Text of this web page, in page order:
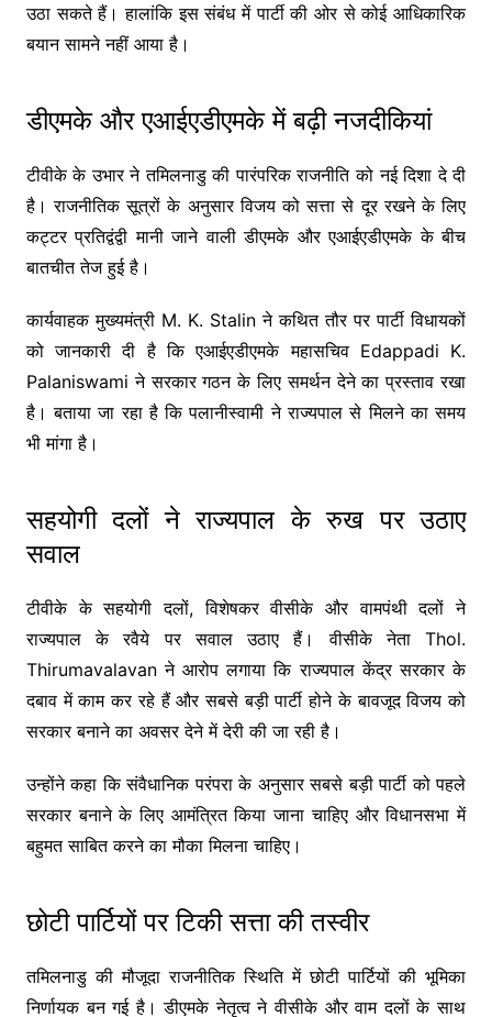
उठा सकते हैं। हालांकि इस संबंध में पार्टी की ओर से कोई आधिकारिक
बयान सामने नहीं आया है।
डीएमके और एआईएडीएमके में बढ़ी नजदीकियां
टीवीके के उभार ने तमिलनाडु की पारंपरिक राजनीति को नई दिशा दे दी
है। राजनीतिक सूत्रों के अनुसार विजय को सत्ता से दूर रखने के लिए
कट्टर प्रतिद्वंद्वी मानी जाने वाली डीएमके और एआईएडीएमके के बीच
बातचीत तेज हुई है।
कार्यवाहक मुख्यमंत्री M. K. Stalinने कथित तौर पर पार्टी विधायकों
को जानकारी दी है कि एआईएडीएमके महासचिव Edappadi K.
Palaniswami ने सरकार गठन के लिए समर्थन देने का प्रस्ताव रखा
है। बताया जा रहा है कि पलानीस्वामी ने राज्यपाल से मिलने का समय
भी मांगा है।
सहयोगी दलों ने राज्यपाल के रुख पर उठाए
सवाल
टीवीके के सहयोगी दलों, विशेषकर वीसीके और वामपंथी दलों ने
राज्यपाल के रवैये पर सवाल उठाए हैं। वीसीके नेताThol.
Thirumavalavanने आरोप लगाया कि राज्यपाल केंद्र सरकार के
दबाव में काम कर रहे हैं और सबसे बड़ी पार्टी होने के बावजूद विजय को
सरकार बनाने का अवसर देने में देरी की जा रही है।
उन्होंने कहा कि संवैधानिक परंपरा के अनुसार सबसे बड़ी पार्टी को पहले
सरकार बनाने के लिए आमंत्रित किया जाना चाहिए और विधानसभा में
बहुमत साबित करने का मौका मिलना चाहिए।
छोटी पार्टियों पर टिकी सत्ता की तस्वीर
तमिलनाडु की मौजूदा राजनीतिक स्थिति में छोटी पार्टियों की भूमिका
निर्णायक बन गई है। डीएमके नेतृत्व ने वीसीके और वाम दलों के साथ